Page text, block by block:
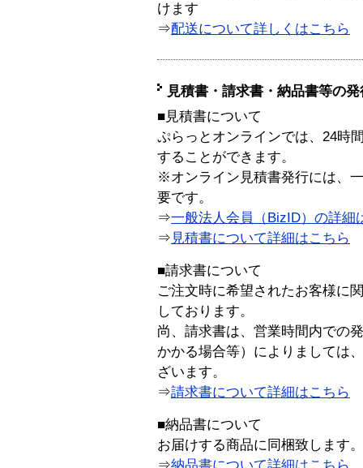
けます
⇒配送について詳しくはこちら
見積書・請求書・納品書等の
■見積書について
ぷらっとオンラインでは、24時
することができます。
※オンライン見積書発行には、
要です。
⇒一般法人会員（BizID）の詳細
⇒ 見積書について詳細はこちら
■請求書について
ご注文時に希望されたお客様に
しております。
尚、請求書は、営業時間内での
かかる場合等）によりましては
ざいます。
⇒請求書について詳細はこちら
■納品書について
お届けする商品に同梱致します。